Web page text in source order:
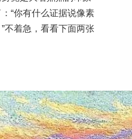
“你有什么证据说像素
不着急，看看下面两张